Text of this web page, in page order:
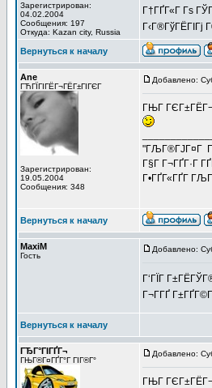
Зарегистрирован:
04.02.2004
Сообщения: 197
Откуда: Kazan city, Russia
Г†ГҐГ«Г Гѕ
Г‹Г®ГўГЁГІГј
Вернуться к началу
Ane
ГЋГЇГІГЁГ¬ГЁГ±ГІГЄГ
Зарегистрирован:
19.05.2004
Сообщения: 348
Добавлено:
ГЊГ ГЄГ±ГЁГ¬,
"ГЉГ®ГЈГ¤Г
Г§Г Г¬ГҐГ·Г
Г•ГҐГ«ГҐГ­
Вернуться к началу
MaxiM
Гость
Добавлено:
Г‘ГЇГ
Г¬Г­ГҐ
Вернуться к началу
ГЂГ°ГІГҐГ¬
ГЊГ®Г¤ГҐГ°Г ГІГ®Г°
Добавлено:
ГЊГ